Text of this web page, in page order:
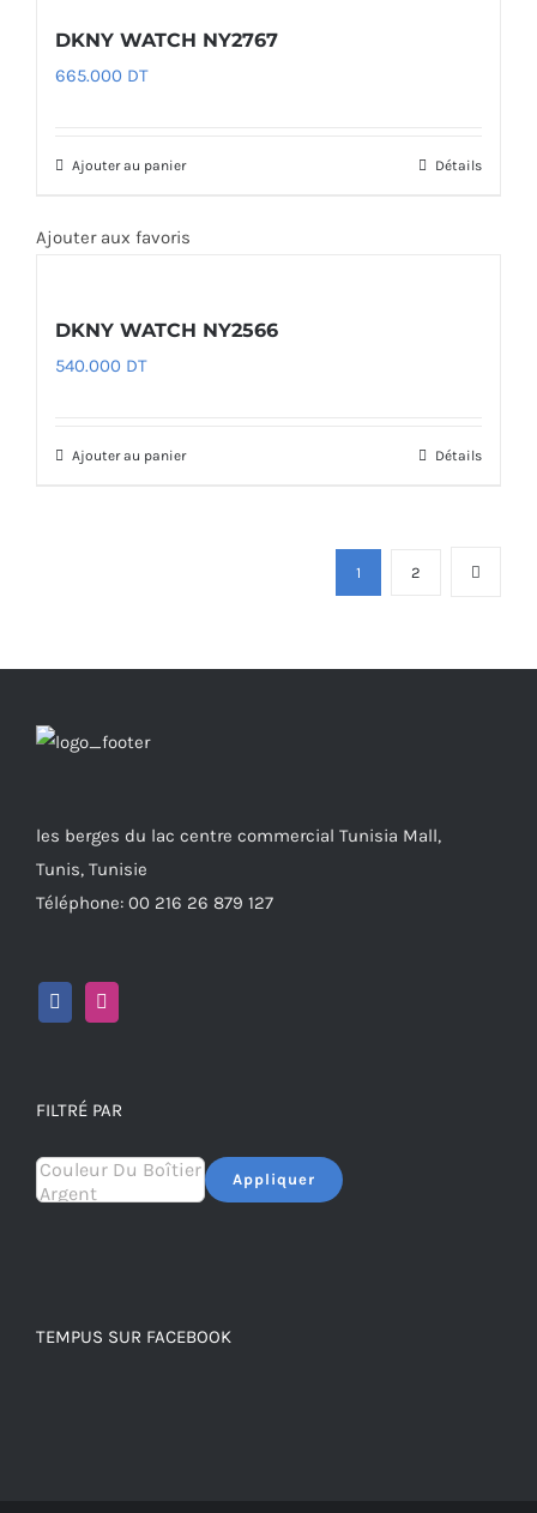
DKNY WATCH NY2767
665.000 DT
Ajouter au panier Détails
Ajouter aux favoris
DKNY WATCH NY2566
540.000 DT
Ajouter au panier Détails
1 2
les berges du lac centre commercial Tunisia Mall,
Tunis, Tunisie
Téléphone: 00 216 26 879 127
FILTRÉ PAR
Appliquer
TEMPUS SUR FACEBOOK